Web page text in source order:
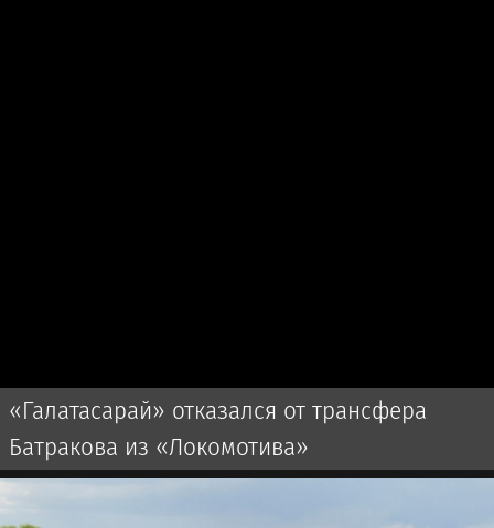
«Галатасарай» отказался от трансфера
Батракова из «Локомотива»